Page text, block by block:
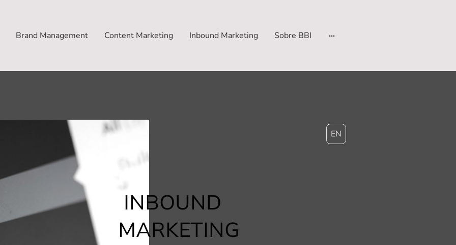
Brand Management Content Marketing Inbound Marketing Sobre BBI
EN
INBOUND
MARKETING